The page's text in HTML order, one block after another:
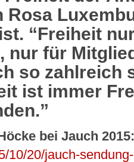
Rosa
“Freiheit
nur für
so zahlreich
ist immer
bei Jauch 2015:
10/20/jauch-